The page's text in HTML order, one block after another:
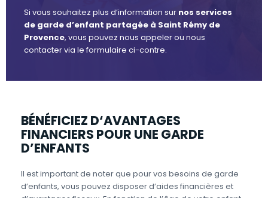
Si vous souhaitez plus d’information sur nos services
de garde d’enfant partagée à Saint Rémy de
Provence, vous pouvez nous appeler ou nous
contacter via le formulaire ci-contre.
BÉNÉFICIEZ D‘AVANTAGES
FINANCIERS POUR UNE GARDE
D’ENFANTS
Il est important de noter que pour vos besoins de garde
d’enfants, vous pouvez disposer d’aides financières et